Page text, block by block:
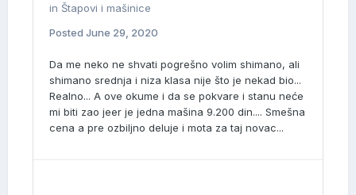
in Štapovi i mašinice
Posted June 29, 2020
Da me neko ne shvati pogrešno volim shimano, ali
shimano srednja i niza klasa nije što je nekad bio...
Realno... A ove okume i da se pokvare i stanu neće
mi biti zao jeer je jedna mašina 9.200 din.... Smešna
cena a pre ozbiljno deluje i mota za taj novac...